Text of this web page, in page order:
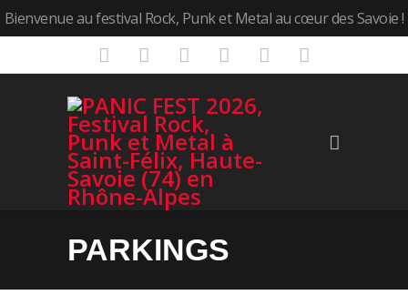
Bienvenue au festival Rock, Punk et Metal au cœur des Savoie !
PARKINGS